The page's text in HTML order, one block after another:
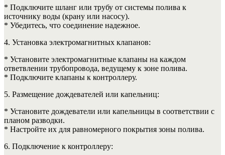
* Подключите шланг или трубу от системы полива к
источнику воды (крану или насосу).
* Убедитесь, что соединение надежное.
4. Установка электромагнитных клапанов:
* Установите электромагнитные клапаны на каждом
ответвлении трубопровода, ведущему к зоне полива.
* Подключите клапаны к контроллеру.
5. Размещение дождевателей или капельниц:
* Установите дождеватели или капельницы в соответствии с
планом разводки.
* Настройте их для равномерного покрытия зоны полива.
6. Подключение к контроллеру: